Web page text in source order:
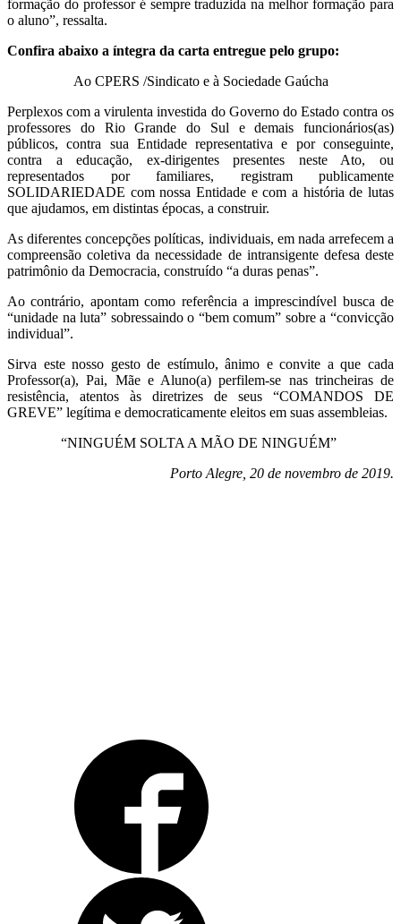
formação do professor é sempre traduzida na melhor formação para
o aluno”, ressalta.
Confira abaixo a íntegra da carta entregue pelo grupo:
Ao CPERS /Sindicato e à Sociedade Gaúcha
Perplexos com a virulenta investida do Governo do Estado contra os
professores do Rio Grande do Sul e demais funcionários(as)
públicos, contra sua Entidade representativa e por conseguinte,
contra a educação, ex-dirigentes presentes neste Ato, ou
representados por familiares, registram publicamente
SOLIDARIEDADE com nossa Entidade e com a história de lutas
que ajudamos, em distintas épocas, a construir.
As diferentes concepções políticas, individuais, em nada arrefecem a
compreensão coletiva da necessidade de intransigente defesa deste
patrimônio da Democracia, construído “a duras penas”.
Ao contrário, apontam como referência a imprescindível busca de
“unidade na luta” sobressaindo o “bem comum” sobre a “convicção
individual”.
Sirva este nosso gesto de estímulo, ânimo e convite a que cada
Professor(a), Pai, Mãe e Aluno(a) perfilem-se nas trincheiras de
resistência, atentos às diretrizes de seus “COMANDOS DE
GREVE” legítima e democraticamente eleitos em suas assembleias.
“NINGUÉM SOLTA A MÃO DE NINGUÉM”
Porto Alegre, 20 de novembro de 2019.